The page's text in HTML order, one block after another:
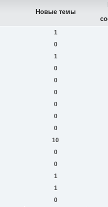
Новые темы
1
0
1
0
0
0
0
0
0
10
0
0
1
1
0